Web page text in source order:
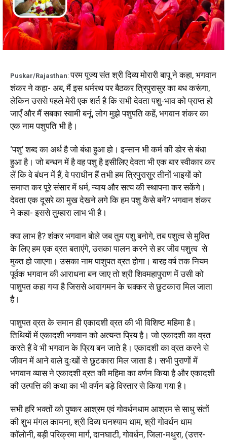
Puskar/Rajasthan:परम पूज्य संत श्री दिव्य मोरारी बापू ने कहा, भगवान
शंकर ने कहा- अब, मैं इस धर्मरथ पर बैठकर त्रिपुरासुर का बध करूंगा,
लेकिन उससे पहले मेरी एक शर्त है कि सभी देवता पशु-भाव को प्राप्त हो
जाएँ और मैं सबका स्वामी बनूं, लोग मुझे पशुपति कहें, भगवान शंकर का
एक नाम पशुपति भी है।
‘पशु’ शब्द का अर्थ है जो बंधा हुआ हो। इन्सान भी कर्म की डोर से बंधा
हुआ है। जो बन्धन में है वह पशु है इसीलिए देवता भी एक बार स्वीकार कर
लें कि वे बंधन में हैं, वे पराधीन हैं तभी हम त्रिपुरासुर तीनों भाइयों को
समाप्त कर पूरे संसार में धर्म, न्याय और सत्य की स्थापना कर सकेंगे।
देवता एक दूसरे का मुख देखने लगे कि हम पशु कैसे बनें? भगवान शंकर
ने कहा- इससे तुम्हारा लाभ भी है।
क्या लाभ है? शंकर भगवान बोले जब तुम पशु बनोगे, तब पशुत्व से मुक्ति
के लिए हम एक व्रत बताएंगे, उसका पालन करने से हर जीव पशुत्व से
मुक्त हो जाएगा। उसका नाम पाशुपत व्रत होगा। बारह वर्ष तक नियम
पूर्वक भगवान की आराधना बन जाए तो श्री शिवमहापुराण में उसी को
पाशुपत कहा गया है जिससे आवागमन के चक्कर से छुटकारा मिल जाता
है।
पाशुपत व्रत के समान ही एकादशी व्रत की भी विशिष्ट महिमा है।
तिथियों में एकादशी भगवान को अत्यन्त प्रिय है। जो एकादशी का व्रत
करते हैं वे भी भगवान के प्रिय बन जाते है। एकादशी का व्रत करने से
जीवन में आने वाले दुःखों से छुटकारा मिल जाता है। सभी पुराणों में
भगवान व्यास ने एकादशी व्रत की महिमा का वर्णन किया है और एकादशी
की उत्पत्ति की कथा का भी वर्णन बड़े विस्तार से किया गया है।
सभी हरि भक्तों को पुष्कर आश्रम एवं गोवर्धनधाम आश्रम से साधु संतों
की शुभ मंगल कामना, श्री दिव्य घनश्याम धाम, श्री गोवर्धन धाम
कॉलोनी, बड़ी परिक्रमा मार्ग, दानघाटी, गोवर्धन, जिला-मथुरा, (उत्तर-